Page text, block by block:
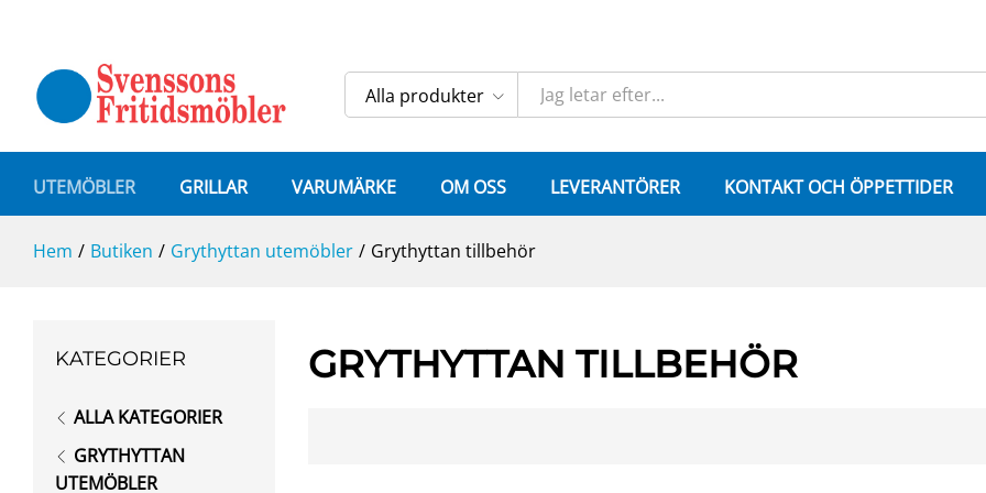
Alla produkter
UTEMÖBLER GRILLAR VARUMÄRKE OM OSS LEVERANTÖRER KONTAKT OCH ÖPPETTIDER
Hem / Butiken / Grythyttan utemöbler / Grythyttan tillbehör
GRYTHYTTAN TILLBEHÖR
KATEGORIER
ALLA KATEGORIER
GRYTHYTTAN
UTEMÖBLER